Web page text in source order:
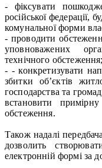
- фіксувати
російської федерації,
комунальної форми
- проводити
уповноважених
технічного обстеження;
- - конкретизувати
збитки об’єктів
господарства та
встановити
обстеження.
Також надалі
дозволить
електронній формі за